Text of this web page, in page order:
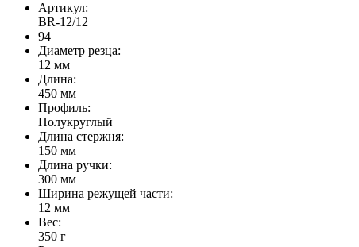
Артикул:
BR-12/12
94
Диаметр резца:
12 мм
Длина:
450 мм
Профиль:
Полукруглый
Длина стержня:
150 мм
Длина ручки:
300 мм
Ширина режущей части:
12 мм
Вес:
350 г